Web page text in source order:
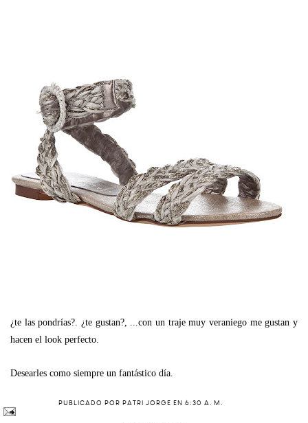
¿te las pondrías?. ¿te gustan?, ...con un traje muy veraniego me gustan y
hacen el look perfecto.
Desearles como siempre un fantástico día.
PUBLICADO POR PATRI JORGE EN 6:30 A. M.